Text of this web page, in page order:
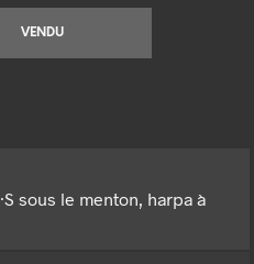
VENDU
sous le menton, harpa à